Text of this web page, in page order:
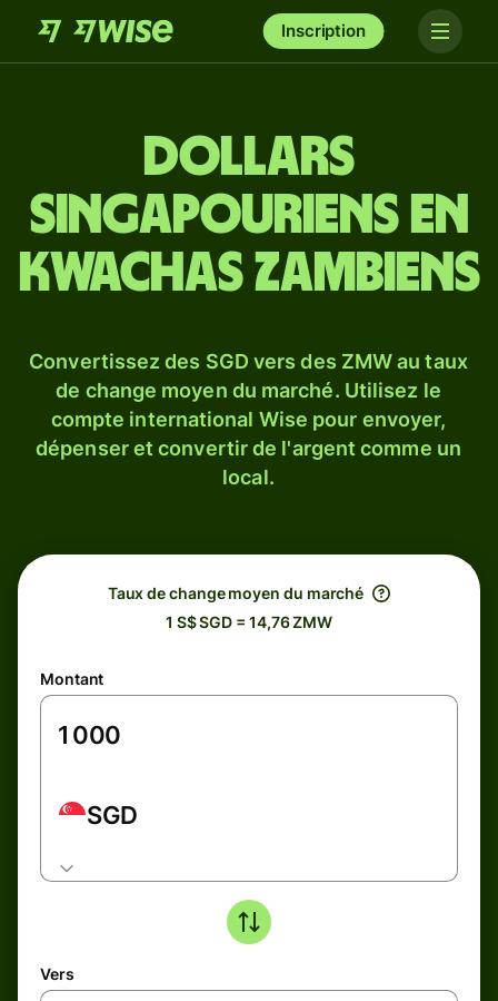
Inscription
Dollars
singapouriens en
kwachas zambiens
Convertissez des SGD vers des ZMW au taux
de change moyen du marché. Utilisez le
compte international Wise pour envoyer,
dépenser et convertir de l'argent comme un
local.
Taux de change moyen du marché
1 S$ SGD = 14,76 ZMW
Montant
SGD
Vers